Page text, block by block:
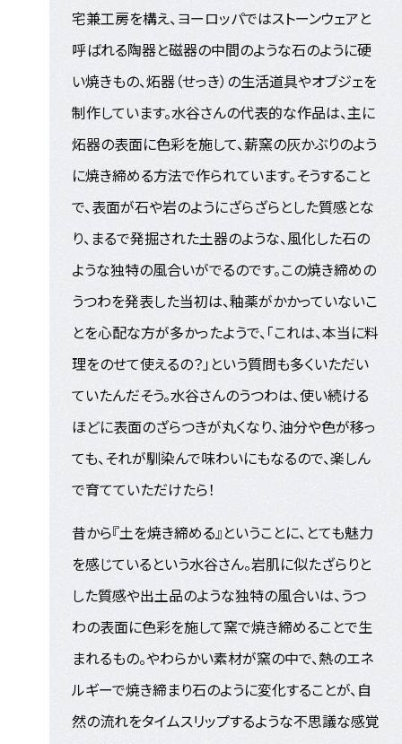
宅兼工房を構え、ヨーロッパではストーンウェアと
呼ばれる陶器と磁器の中間のような石のように硬
い焼きもの、炻器（せっき）の生活道具やオブジェを
制作しています。水谷さんの代表的な作品は、主に
炻器の表面に色彩を施して、薪窯の灰かぶりのよう
に焼き締める方法で作られています。そうすること
で、表面が石や岩のようにざらざらとした質感とな
り、まるで発掘された土器のような、風化した石の
ような独特の風合いがでるのです。この焼き締めの
うつわを発表した当初は、釉薬がかかっていないこ
とを心配な方が多かったようで、「これは、本当に料
理をのせて使えるの？」という質問も多くいただい
ていたんだそう。水谷さんのうつわは、使い続ける
ほどに表面のざらつきが丸くなり、油分や色が移っ
ても、それが馴染んで味わいにもなるので、楽しん
で育てていただけたら！
昔から『土を焼き締める』ということに、とても魅力
を感じているという水谷さん。岩肌に似たざらりと
した質感や出土品のような独特の風合いは、うつ
わの表面に色彩を施して窯で焼き締めることで生
まれるもの。やわらかい素材が窯の中で、熱のエネ
ルギーで焼き締まり石のように変化することが、自
然の流れをタイムスリップするような不思議な感覚